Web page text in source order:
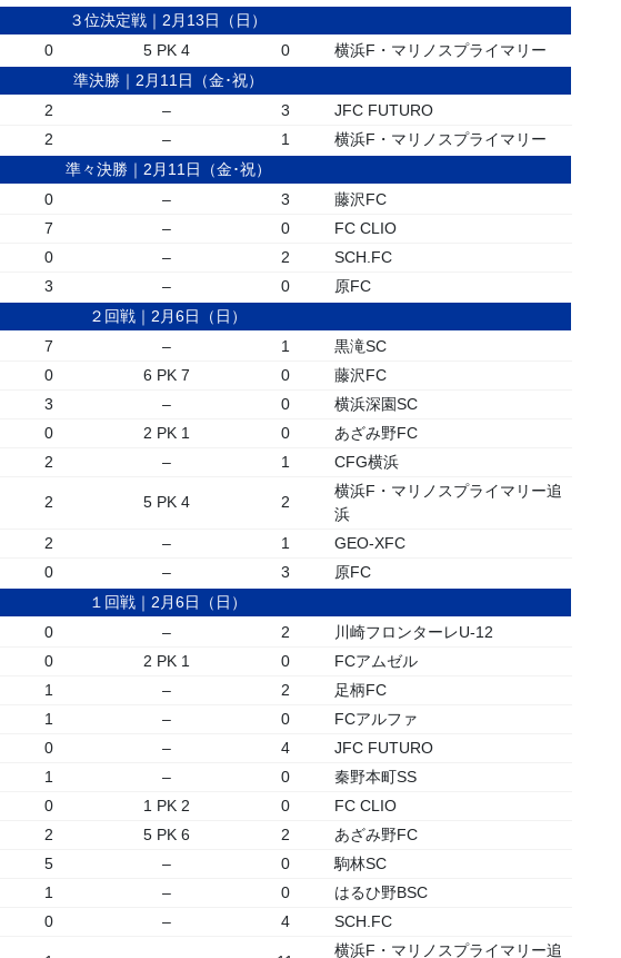
３位決定戦｜2月13日（日）
0 5 PK 4 0
横浜F・マリノスプライマリー
準決勝｜2月11日（金･祝）
2 – 3
JFC FUTURO
2 – 1
横浜F・マリノスプライマリー
準々決勝｜2月11日（金･祝）
0 – 3
藤沢FC
7 – 0
FC CLIO
0 – 2
SCH.FC
3 – 0
原FC
２回戦｜2月6日（日）
7 – 1
黒滝SC
0 6 PK 7 0
藤沢FC
3 – 0
横浜深園SC
0 2 PK 1 0
あざみ野FC
2 – 1 CFG横浜
2 5 PK 4 2
横浜F・マリノスプライマリー追
浜
2 – 1
GEO-XFC
0 – 3
原FC
１回戦｜2月6日（日）
0 – 2
川崎フロンターレU-12
0 2 PK 1 0
FCアムゼル
1 – 2
足柄FC
1 – 0
FCアルファ
0 – 4
JFC FUTURO
1 – 0
秦野本町SS
0 1 PK 2 0
FC CLIO
2 5 PK 6 2
あざみ野FC
5 – 0
駒林SC
1 – 0
はるひ野BSC
0 – 4 SCH.FC
横浜F・マリノスプライマリー追